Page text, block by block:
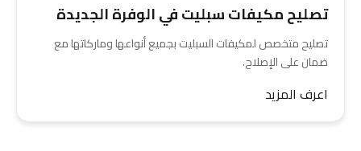
تصليح مكيفات سبليت في الوفرة الجديدة
تصليح متخصص لمكيفات السبليت بجميع أنواعها وماركاتها مع
ضمان على الإصلاح.
اعرف المزيد